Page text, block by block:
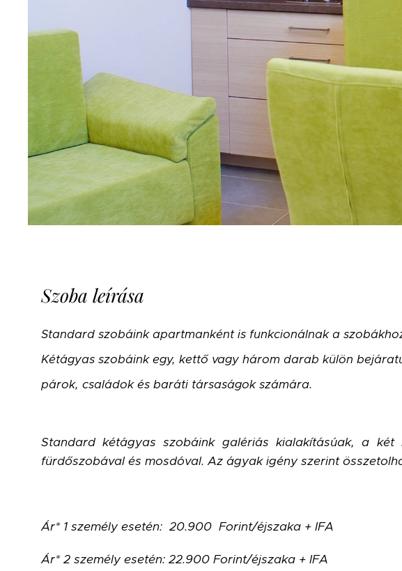
Szoba leírása
Standard szobáink apartmanként is funkcionálnak a
Kétágyas szobáink egy, kettő vagy három darab külön
párok, családok és baráti társaságok számára.
Standard kétágyas szobáink galériás kialakításúak, a
fürdőszobával és mosdóval. Az ágyak igény szerint
Ár* 1 személy esetén: 20.900 Forint/éjszaka + IFA
Ár* 2 személy esetén: 22.900 Forint/éjszaka + IFA